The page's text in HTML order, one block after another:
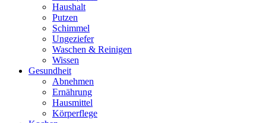
Haushalt
Putzen
Schimmel
Ungeziefer
Waschen & Reinigen
Wissen
Gesundheit
Abnehmen
Ernährung
Hausmittel
Körperflege